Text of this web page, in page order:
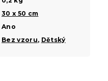
30 x 50 cm
Ano
Bez vzoru, Dětský